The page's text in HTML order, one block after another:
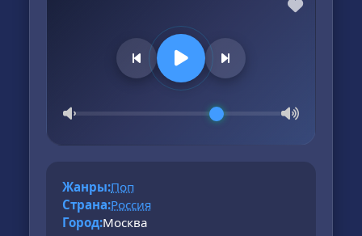
Жанры:Поп
Страна:Россия
Город:Москва